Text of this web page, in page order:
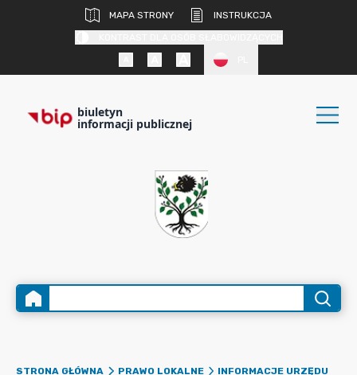
MAPA STRONY
INSTRUKCJA
biuletyn
informacji publicznej
STRONA GŁÓWNA PRAWO LOKALNE
INFORMACJE URZĘDU